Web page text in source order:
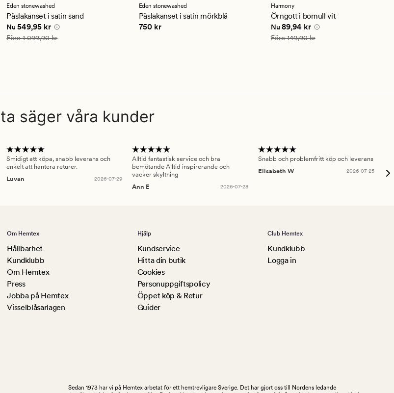
ett
genomsnittligt
betyg
på
4.5
Eden stonewashed
Påslakanset i satin sand
Nuvarande pris
Nu 549,95 kr
Ordinarie pris 1 099,90 kr
Före1 099,90 kr
ett
genomsnittligt
betyg
på
Eden stonewashed
Påslakanset i satin mörkblå
Pris 750 kr
750 kr
ett
genomsnittligt
betyg
på
4
Harmony
Örngott i bomull vit
Nuvarande pris
Nu 89,94 kr
Ordinarie pris 149,90 kr
Före149,90 kr
säger våra kunder
Smidigt att köpa, snabb leverans och
enkelt att hantera returer.
Luvan
2026-07-29
Alltid fantastisk service och bra
bemötande Alltid inspirerande och
vacker skyltning
Ann E
2026-07-28
Snabb och problemfritt köp och leverans
Elisabeth W
2026-07-25
Om Hemtex
Hållbarhet
Kundklubb
Om Hemtex
Press
Jobba på Hemtex
Visselblåsarlagen
Hjälp
Kundservice
Hitta din butik
Cookies
Personuppgiftspolicy
Öppet köp & Retur
Guider
Club Hemtex
Kundklubb
Logga in
Sedan 1973 har vi på Hemtex arbetat för ett hemtrevligare Sverige. Det har gjort oss till Nordens ledande